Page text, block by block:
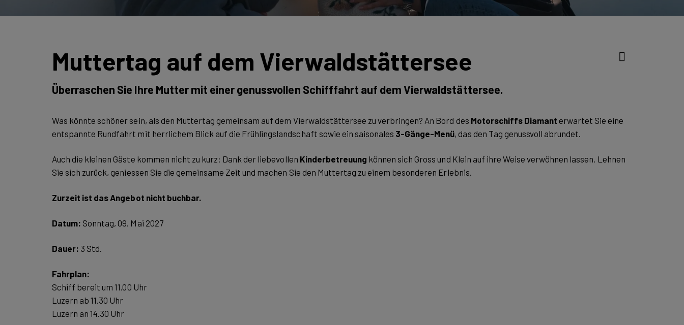
Muttertag auf dem Vierwaldstättersee
Überraschen Sie Ihre Mutter mit einer genussvollen Schifffahrt auf dem Vierwaldstättersee.
Was könnte schöner sein, als den Muttertag gemeinsam auf dem Vierwaldstättersee zu verbringen? An Bord des Motorschiffs Diamant erwartet Sie eine
entspannte Rundfahrt mit herrlichem Blick auf die Frühlingslandschaft sowie ein saisonales 3-Gänge-Menü, das den Tag genussvoll abrundet.
Auch die kleinen Gäste kommen nicht zu kurz: Dank der liebevollen Kinderbetreuung können sich Gross und Klein auf ihre Weise verwöhnen lassen. Lehnen
Sie sich zurück, geniessen Sie die gemeinsame Zeit und machen Sie den Muttertag zu einem besonderen Erlebnis.
Zurzeit ist das Angebot nicht buchbar.
Datum: Sonntag, 09. Mai 2027
Dauer: 3 Std.
Schiff bereit um 11.00 Uhr
Luzern ab 11.30 Uhr